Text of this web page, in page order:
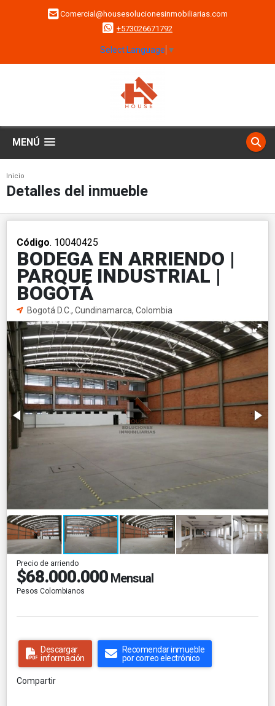
Comercial@housesolucionesinmobiliarias.com
+573026671792
Select Language ▼
MENÚ
Inicio
Detalles del inmueble
Código. 10040425
BODEGA EN ARRIENDO |
PARQUE INDUSTRIAL |
BOGOTÁ
Bogotá D.C., Cundinamarca, Colombia
Precio de arriendo
$68.000.000 Mensual
Pesos Colombianos
Descargar
información
Recomendar inmueble
por correo electrónico
Compartir